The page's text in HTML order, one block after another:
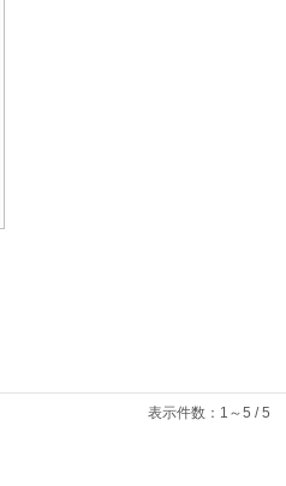
表示件数：1～5 / 5